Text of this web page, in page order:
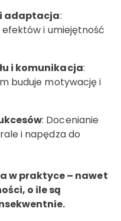
adaptacja:
i umiejętność
i komunikacja:
buduje motywację i
: Docenianie
i napędza do
w praktyce – nawet
o ile są